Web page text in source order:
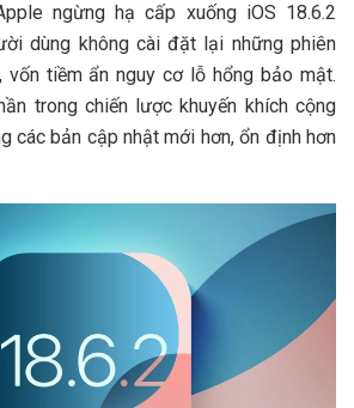
ngừng hạ cấp xuống iOS 18.6.2
dùng không cài đặt lại những phiên
tiềm ẩn nguy cơ lỗ hổng bảo mật.
trong chiến lược khuyến khích cộng
các bản cập nhật mới hơn, ổn định hơn